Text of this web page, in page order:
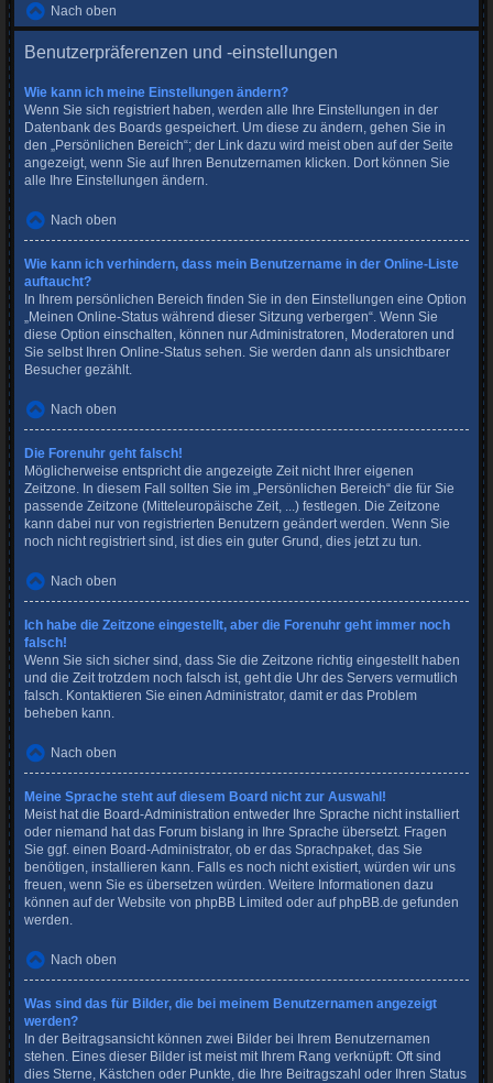
Nach oben
Benutzerpräferenzen und -einstellungen
Wie kann ich meine Einstellungen ändern?
Wenn Sie sich registriert haben, werden alle Ihre Einstellungen in der
Datenbank des Boards gespeichert. Um diese zu ändern, gehen Sie in
den „Persönlichen Bereich“; der Link dazu wird meist oben auf der Seite
angezeigt, wenn Sie auf Ihren Benutzernamen klicken. Dort können Sie
alle Ihre Einstellungen ändern.
Nach oben
Wie kann ich verhindern, dass mein Benutzername in der Online-Liste
auftaucht?
In Ihrem persönlichen Bereich finden Sie in den Einstellungen eine Option
„Meinen Online-Status während dieser Sitzung verbergen“. Wenn Sie
diese Option einschalten, können nur Administratoren, Moderatoren und
Sie selbst Ihren Online-Status sehen. Sie werden dann als unsichtbarer
Besucher gezählt.
Nach oben
Die Forenuhr geht falsch!
Möglicherweise entspricht die angezeigte Zeit nicht Ihrer eigenen
Zeitzone. In diesem Fall sollten Sie im „Persönlichen Bereich“ die für Sie
passende Zeitzone (Mitteleuropäische Zeit, ...) festlegen. Die Zeitzone
kann dabei nur von registrierten Benutzern geändert werden. Wenn Sie
noch nicht registriert sind, ist dies ein guter Grund, dies jetzt zu tun.
Nach oben
Ich habe die Zeitzone eingestellt, aber die Forenuhr geht immer noch
falsch!
Wenn Sie sich sicher sind, dass Sie die Zeitzone richtig eingestellt haben
und die Zeit trotzdem noch falsch ist, geht die Uhr des Servers vermutlich
falsch. Kontaktieren Sie einen Administrator, damit er das Problem
beheben kann.
Nach oben
Meine Sprache steht auf diesem Board nicht zur Auswahl!
Meist hat die Board-Administration entweder Ihre Sprache nicht installiert
oder niemand hat das Forum bislang in Ihre Sprache übersetzt. Fragen
Sie ggf. einen Board-Administrator, ob er das Sprachpaket, das Sie
benötigen, installieren kann. Falls es noch nicht existiert, würden wir uns
freuen, wenn Sie es übersetzen würden. Weitere Informationen dazu
können auf der Website von phpBB Limited oder aufphpBB.de gefunden
werden.
Nach oben
Was sind das für Bilder, die bei meinem Benutzernamen angezeigt
werden?
In der Beitragsansicht können zwei Bilder bei Ihrem Benutzernamen
stehen. Eines dieser Bilder ist meist mit Ihrem Rang verknüpft: Oft sind
dies Sterne, Kästchen oder Punkte, die Ihre Beitragszahl oder Ihren Status